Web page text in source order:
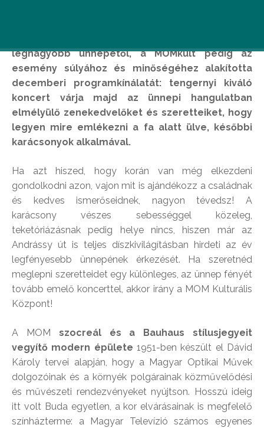
legnagyobb ünnepétől, a MOMkult pedig az
esemény súlyához és minőségéhez alakította
decemberi programkínálatát: tengernyi kiváló
koncert várja majd az ünnepi hangulatban
elmélyülő zenekedvelőket és szeretteiket, hogy
legyen mire emlékezni a fa alatt ülve, későbbi
karácsonyok alkalmával.
Ha azt hiszed, hogy korán van még elkezdeni
gondolkodni azon, vajon mit is ajándékozz a családnak
és kedves ismerőseidnek, nagyon tévedsz! A
karácsony vészes sebességgel közeleg,
teketóriázásnak pedig helye nincs, hiszen már az
Andrássy út is teljes díszkivilágításban hirdeti az év
legfényesebb ünnepének érkezését. Ha szeretnéd
meglepni szeretteidet egy különleges, az ünnep fényét
tovább emelő koncerttel, akkor irány a MOM Kulturális
Központ!
A MOM szocreál és a Bauhaus stílusjegyeit
vegyítő modern épülete 1951-ben készült el Dávid
Károly tervei alapján, hogy a Magyar Optikai Művek
dolgozóinak és a környék polgárainak közművelődési
és művészeti rendezvényeket nyújtson. Hosszú ideig
itt volt Buda egyetlen, a kor elvárásainak is megfelelő
színházterme: a Magyar Televízió számos egyenes